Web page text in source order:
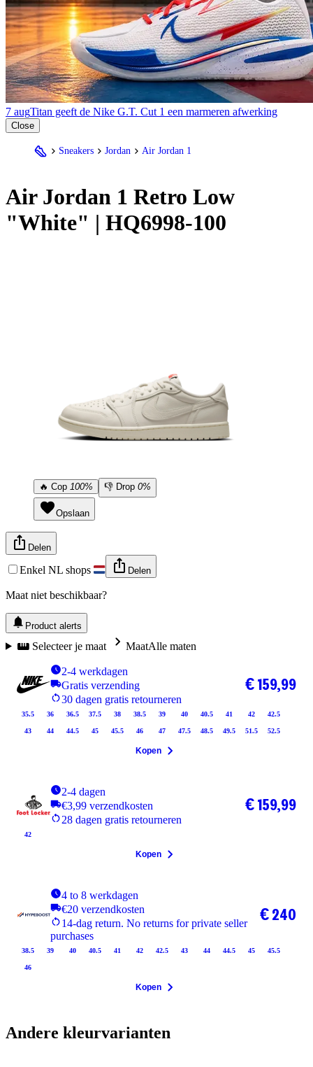
7 augTitan geeft de Nike G.T. Cut 1 een marmeren afwerking
Close
Sneakers Jordan Air Jordan 1
Air Jordan 1 Retro Low
"White" | HQ6998-100
🔥 Cop 100% 👎 Drop 0%
Opslaan
Delen
Enkel NL shops Delen
Maat niet beschikbaar?
Product alerts
Selecteer je maat MaatAlle maten
2-4 werkdagen
Gratis verzending
30 dagen gratis retourneren
35.5 36 36.5 37.5 38 38.5 39 40 40.5 41 42 42.5
43 44 44.5 45 45.5 46 47 47.5 48.5 49.5 51.5 52.5
€ 159,99
Kopen
2-4 dagen
€3,99 verzendkosten
28 dagen gratis retourneren
42
€ 159,99
Kopen
4 to 8 werkdagen
€20 verzendkosten
14-dag return. No returns for private seller
purchases
38.5 39 40 40.5 41 42 42.5 43 44 44.5 45 45.5
46
€ 240
Kopen
Andere kleurvarianten